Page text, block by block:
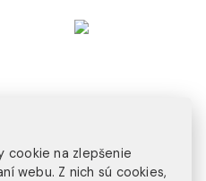
cookie na zlepšenie
webu. Z nich sú cookies,